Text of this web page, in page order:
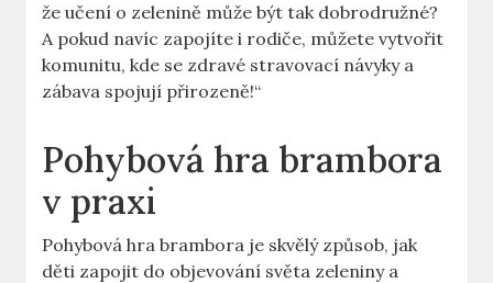
že učení o zelenině může být tak dobrodružné?
A pokud navíc zapojíte i rodiče, můžete vytvořit
komunitu, kde se zdravé stravovací návyky a
zábava spojují přirozeně!“
Pohybová hra brambora
v praxi
Pohybová hra brambora je skvělý způsob, jak
děti zapojit do objevování světa zeleniny a